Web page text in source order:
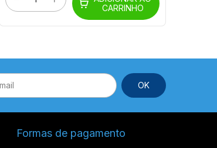
CARRINHO
Formas de pagamento